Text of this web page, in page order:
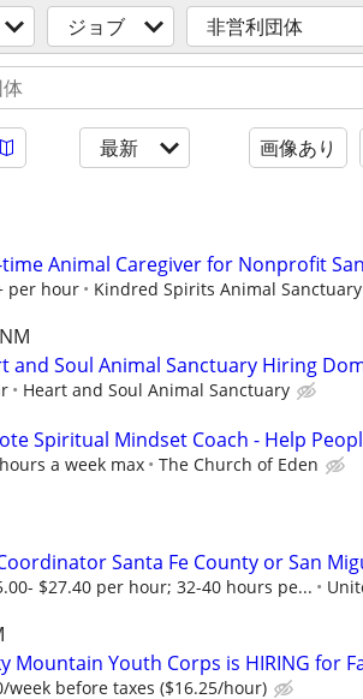
ジョブ 非営利団体
最新 画像あり
Animal Caregiver for Nonprofit
per hour Kindred Spirits Animal Sanctuary
and Soul Animal Sanctuary Hiring
Heart and Soul Animal Sanctuary
Spiritual Mindset Coach - Help
a week max The Church of Eden
Santa Fe County or San
$27.40 per hour; 32-40 hours pe...
Mountain Youth Corps is HIRING for
week before taxes ($16.25/hour)